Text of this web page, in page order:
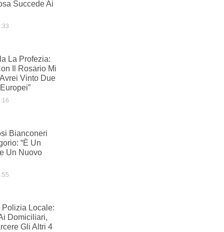
Succede Ai
La Profezia:
Il Rosario Mi
Vinto Due
Bianconeri
“È Un
Un Nuovo
Locale:
Domiciliari,
Gli Altri 4